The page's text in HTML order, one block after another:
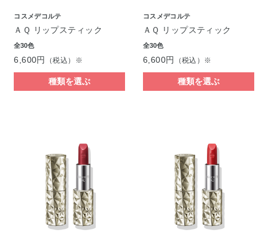
コスメデコルテ
ＡＱ リップスティック
全30色
6,600円 （税込）※
種類を選ぶ
コスメデコルテ
ＡＱ リップスティック
全30色
6,600円 （税込）※
種類を選ぶ